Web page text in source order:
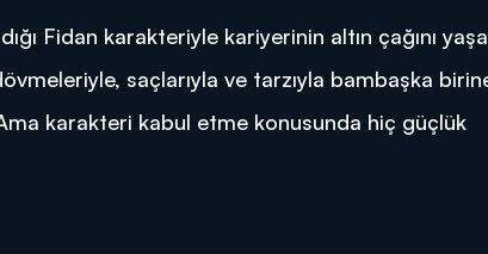
Fidan karakteriyle kariyerinin altın çağını
saçlarıyla ve tarzıyla bambaşka
karakteri kabul etme konusunda hiç güçlük